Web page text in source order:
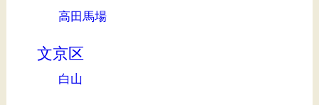
高田馬場
文京区
白山